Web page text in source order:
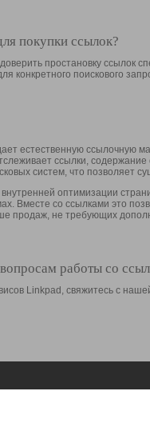
покупки ссылок?
простановку ссылок
конкретного поискового
естественную ссылочную
ссылки,
систем, что позволяет
оптимизации
Вместе со ссылками это
продаж, не требующих
работы со
Linkpad, свяжитесь с